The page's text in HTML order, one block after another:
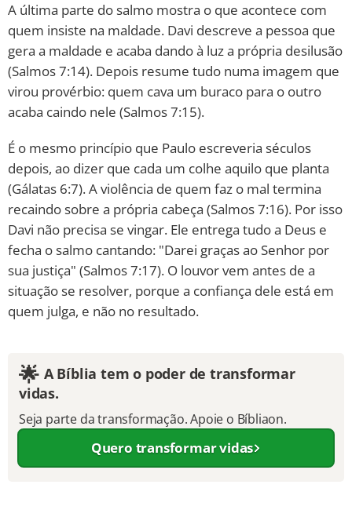
A última parte do salmo mostra o que acontece com
quem insiste na maldade. Davi descreve a pessoa que
gera a maldade e acaba dando à luz a própria desilusão
(Salmos 7:14). Depois resume tudo numa imagem que
virou provérbio: quem cava um buraco para o outro
acaba caindo nele (Salmos 7:15).
É o mesmo princípio que Paulo escreveria séculos
depois, ao dizer que cada um colhe aquilo que planta
(Gálatas 6:7). A violência de quem faz o mal termina
recaindo sobre a própria cabeça (Salmos 7:16). Por isso
Davi não precisa se vingar. Ele entrega tudo a Deus e
fecha o salmo cantando: "Darei graças ao Senhor por
sua justiça" (Salmos 7:17). O louvor vem antes de a
situação se resolver, porque a confiança dele está em
quem julga, e não no resultado.
🌟 A Bíblia tem o poder de transformar
vidas.
Seja parte da transformação. Apoie o Bíbliaon.
Quero transformar vidas